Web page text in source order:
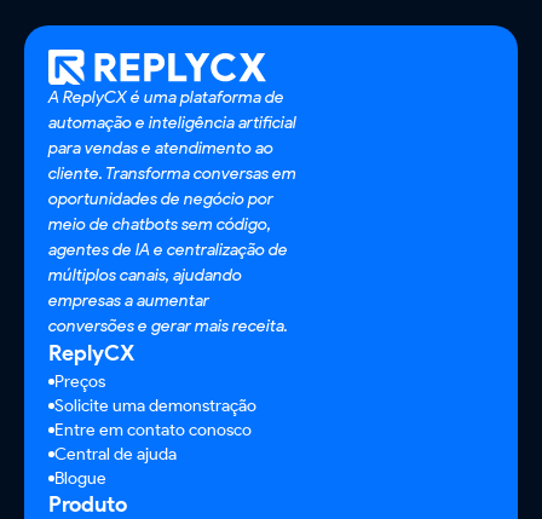
A ReplyCX é uma plataforma de
automação e inteligência artificial
para vendas e atendimento ao
cliente. Transforma conversas em
oportunidades de negócio por
meio de chatbots sem código,
agentes de IA e centralização de
múltiplos canais, ajudando
empresas a aumentar
conversões e gerar mais receita.
ReplyCX
Preços
Solicite uma demonstração
Entre em contato conosco
Central de ajuda
Blogue
Produto